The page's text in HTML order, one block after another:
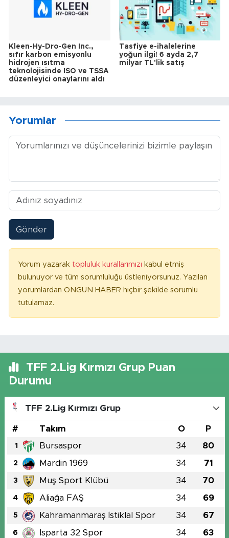
Kleen-Hy-Dro-Gen Inc.,
sıfır karbon emisyonlu
hidrojen ısıtma
teknolojisinde ISO ve TSSA
düzenleyici onaylarını aldı
Tasfiye e-ihalelerine
yoğun ilgi! 6 ayda 2,7
milyar TL'lik satış
Yorumlar
Gönder
Yorum yazarak topluluk kurallarımızı kabul etmiş
bulunuyor ve tüm sorumluluğu üstleniyorsunuz. Yazılan
yorumlardan ONGUN HABER hiçbir şekilde sorumlu
tutulamaz.
TFF 2.Lig Kırmızı Grup Puan
Durumu
TFF 2.Lig Kırmızı Grup
# Takım O P
1 Bursaspor 34 80
2 Mardin 1969 34 71
3 Muş Sport Klübü 34 70
4 Aliağa FAŞ 34 69
5 Kahramanmaraş İstiklal Spor 34 67
6 Isparta 32 Spor 34 63